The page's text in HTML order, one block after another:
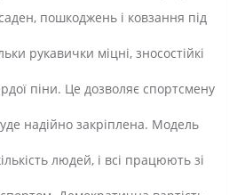
пошкоджень і ковзання під
рукавички міцні, зносостійкі
піни. Це дозволяє спортсмену
надійно закріплена. Модель
людей, і всі працюють зі